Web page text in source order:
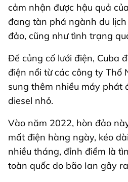
cảm nhận được hậu quả
đang tàn phá ngành du
đảo, cũng như tình trạng
Để củng cố lưới điện, Cuba
điện nổi từ các công ty Thổ
sung thêm nhiều máy phát
diesel nhỏ.
Vào năm 2022, hòn đảo
mất điện hàng ngày, kéo
nhiều tháng, đỉnh điểm là
toàn quốc do bão Ian gây